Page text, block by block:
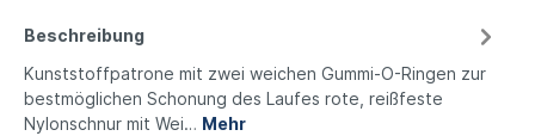
Beschreibung
Kunststoffpatrone mit zwei weichen Gummi-O-Ringen zur
bestmöglichen Schonung des Laufes rote, reißfeste
Nylonschnur mit Wei… Mehr